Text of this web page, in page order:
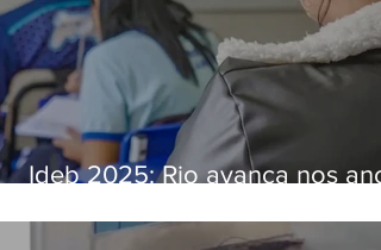
Ideb 2025: Rio avança nos
nacional